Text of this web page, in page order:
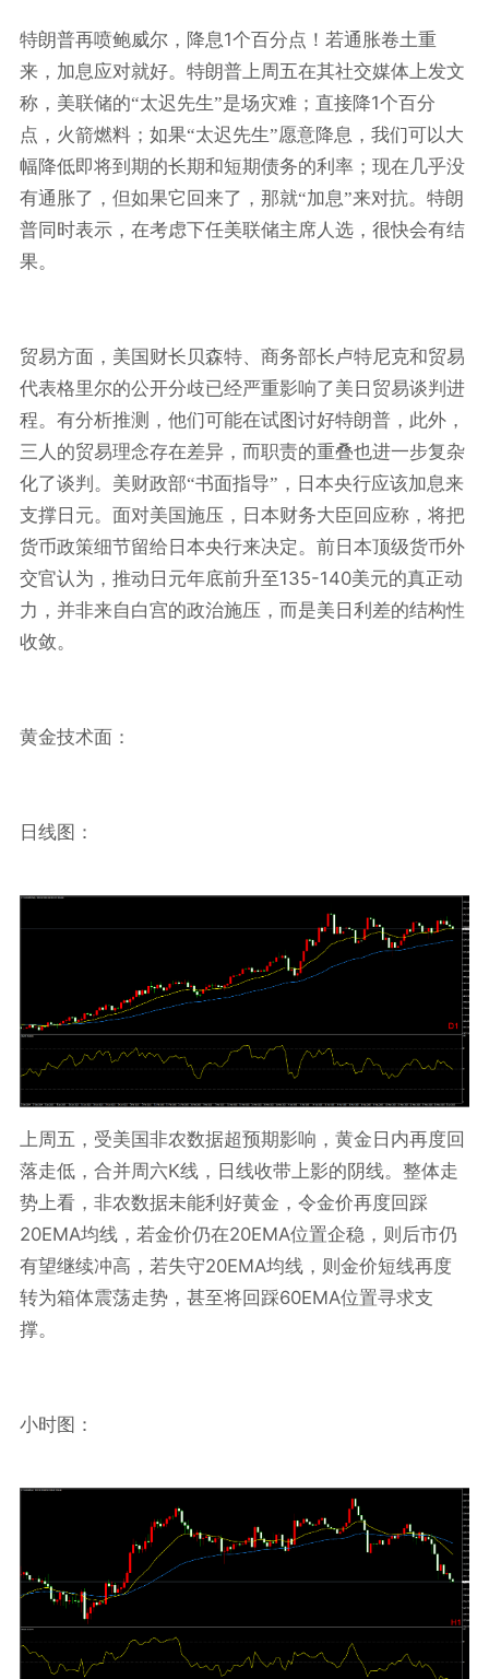
特朗普再喷鲍威尔，降息1个百分点！若通胀卷土重
来，加息应对就好。特朗普上周五在其社交媒体上发文
称，美联储的“太迟先生”是场灾难；直接降1个百分
点，火箭燃料；如果“太迟先生”愿意降息，我们可以大
幅降低即将到期的长期和短期债务的利率；现在几乎没
有通胀了，但如果它回来了，那就“加息”来对抗。特朗
普同时表示，在考虑下任美联储主席人选，很快会有结
果。
贸易方面，美国财长贝森特、商务部长卢特尼克和贸易
代表格里尔的公开分歧已经严重影响了美日贸易谈判进
程。有分析推测，他们可能在试图讨好特朗普，此外，
三人的贸易理念存在差异，而职责的重叠也进一步复杂
化了谈判。美财政部“书面指导”，日本央行应该加息来
支撑日元。面对美国施压，日本财务大臣回应称，将把
货币政策细节留给日本央行来决定。前日本顶级货币外
交官认为，推动日元年底前升至135-140美元的真正动
力，并非来自白宫的政治施压，而是美日利差的结构性
收敛。
黄金技术面：
日线图：
上周五，受美国非农数据超预期影响，黄金日内再度回
落走低，合并周六K线，日线收带上影的阴线。整体走
势上看，非农数据未能利好黄金，令金价再度回踩
20EMA均线，若金价仍在20EMA位置企稳，则后市仍
有望继续冲高，若失守20EMA均线，则金价短线再度
转为箱体震荡走势，甚至将回踩60EMA位置寻求支
撑。
小时图：